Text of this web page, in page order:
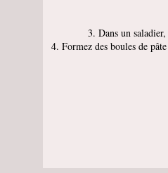
3. Dans un
4. Formez des boules de